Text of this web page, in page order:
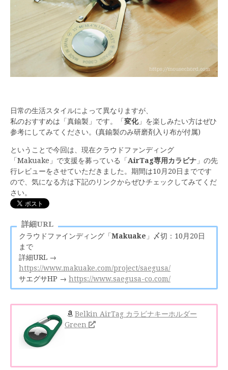
日常の生活スタイルによって異なりますが、
私のおすすめは「真鍮製」です。「 変化」を楽しみたい方はぜひ
参考にしてみてください。(真鍮製のみ研磨剤入り布が付属)
ということで今回は、現在クラウドファンディング
「Makuake」で支援を募っている「 AirTag専用カラビナ 」の先
行レビューをさせていただきました。期間は10月20日までです
ので、気になる方は下記のリンクからぜひチェックしてみてくだ
さい。
詳細URL
クラウドファインディング「 Makuake 」〆切：10月20日
まで
詳細URL →
https://www.makuake.com/project/saegusa/
サエグサHP → https://www.saegusa-co.com/
Belkin AirTag カラビナキーホルダー
Green